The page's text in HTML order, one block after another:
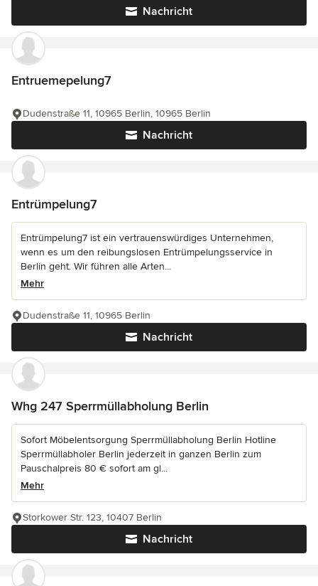
Nachricht
Entruemepelung7
Nachricht
Dudenstraße 11, 10965 Berlin, 10965 Berlin
Entrümpelung7
Entrümpelung7 ist ein vertrauenswürdiges Unternehmen,
wenn es um den reibungslosen Entrümpelungsservice in
Berlin geht. Wir führen alle Arten...
Mehr
Nachricht
Dudenstraße 11, 10965 Berlin
Whg 247 Sperrmüllabholung Berlin
Sofort Möbelentsorgung Sperrmüllabholung Berlin Hotline
Sperrmüllabholer Berlin jederzeit in ganzen Berlin zum
Pauschalpreis 80 € sofort am gl...
Mehr
Nachricht
Storkower Str. 123, 10407 Berlin